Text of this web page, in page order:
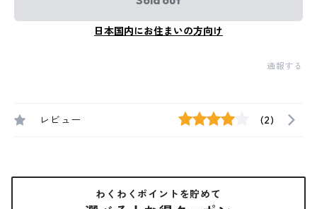
日本国内にお住まいの方向け
通報する
レビュー (2)
わくわくポイントを貯めて